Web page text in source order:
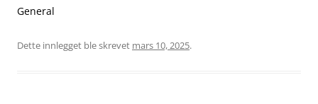
General
Dette innlegget ble skrevet mars 10, 2025.